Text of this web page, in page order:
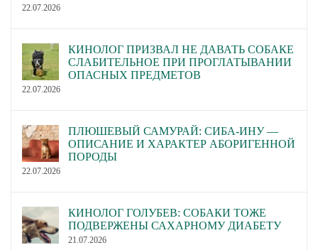
22.07.2026
КИНОЛОГ ПРИЗВАЛ НЕ ДАВАТЬ СОБАКЕ
СЛАБИТЕЛЬНОЕ ПРИ ПРОГЛАТЫВАНИИ
ОПАСНЫХ ПРЕДМЕТОВ
22.07.2026
ПЛЮШЕВЫЙ САМУРАЙ: СИБА-ИНУ —
ОПИСАНИЕ И ХАРАКТЕР АБОРИГЕННОЙ
ПОРОДЫ
22.07.2026
КИНОЛОГ ГОЛУБЕВ: СОБАКИ ТОЖЕ
ПОДВЕРЖЕНЫ САХАРНОМУ ДИАБЕТУ
21.07.2026